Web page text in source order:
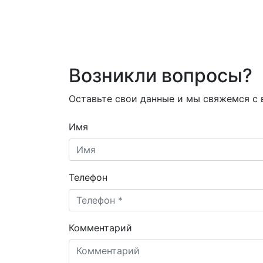
Возникли вопросы?
Оставьте свои данные и мы свяжемся с
Имя
Телефон
Комментарий